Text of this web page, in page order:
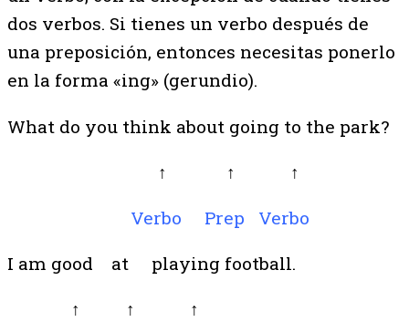
dos verbos. Si tienes un verbo después de
una preposición, entonces necesitas ponerlo
en la forma «ing» (gerundio).
What do you think about going to the park?
↑ ↑ ↑
Verbo Prep Verbo
I am good at playing football.
↑ ↑ ↑